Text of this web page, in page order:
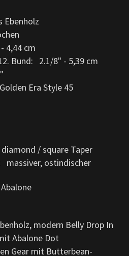
4,44 cm
Bund: 2.1/8" - 5,39 cm
Era Style 45
/ square Taper
ostindischer
modern Belly Drop In
Abalone Dot
Gear mit Butterbean-